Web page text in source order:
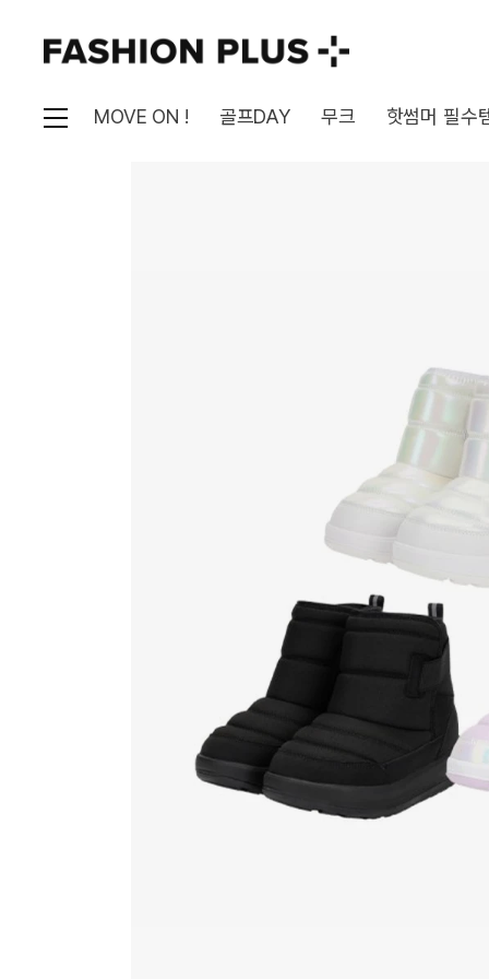
MOVE ON ! 골프DAY 무크 핫썸머 필수